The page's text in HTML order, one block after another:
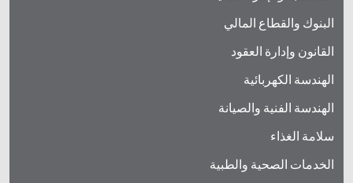
البنوك والقطاع المالي
القانون وإدارة العقود
الهندسة الكهربائية
الهندسة الفنية والصيانة
سلامة الغذاء
الخدمات الصحية والطبية